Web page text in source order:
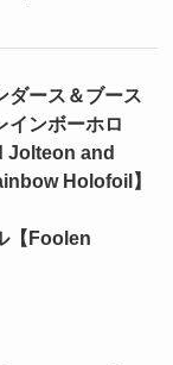
ダース＆ブース
インボーホロ
Jolteon and
Holofoil】
【Foolen